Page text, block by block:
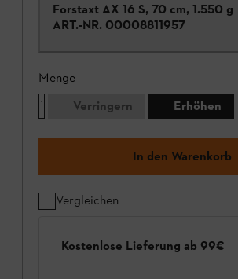
Forstaxt AX 16 S, 70 cm, 1.550 g
ART.-NR. 00008811957
Menge
Verringern
Erhöhen
In den Warenkorb
Vergleichen
Kostenlose Lieferung ab 99€